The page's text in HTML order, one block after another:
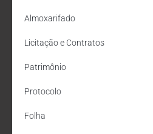
Almoxarifado
Licitação e Contratos
Patrimônio
Protocolo
Folha